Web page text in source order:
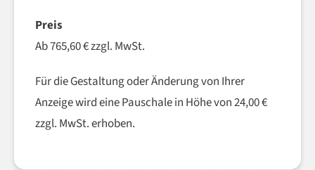
Preis
Ab 765,60 € zzgl. MwSt.
Für die Gestaltung oder Änderung von Ihrer
Anzeige wird eine Pauschale in Höhe von 24,00 €
zzgl. MwSt. erhoben.